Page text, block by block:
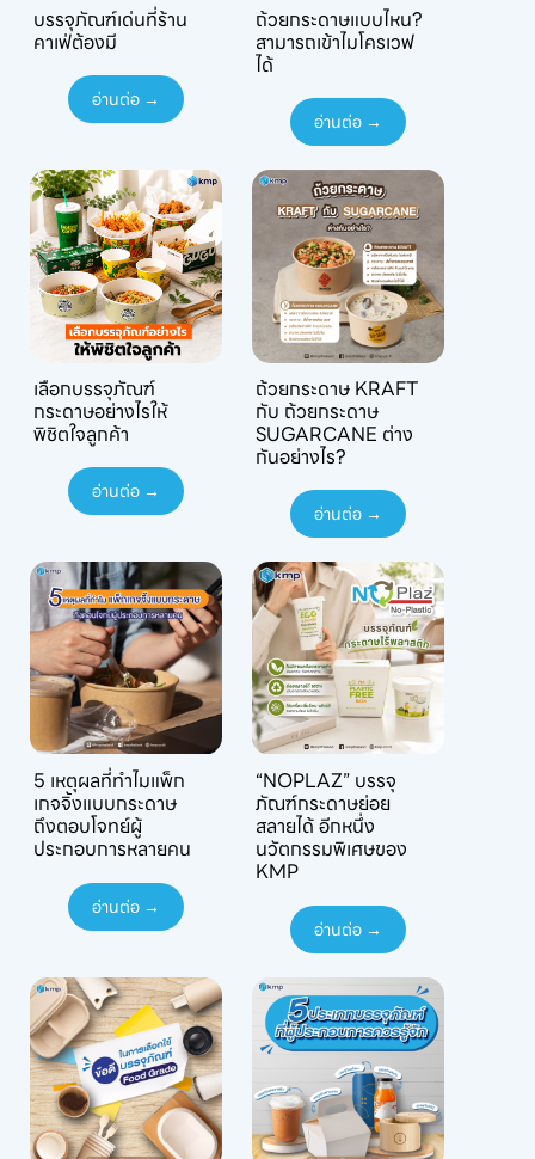
บรรจุภัณฑ์เด่นที่ร้าน
คาเฟ่ต้องมี
อ่านต่อ →
ถ้วยกระดาษแบบไหน?
สามารถเข้าไมโครเวฟ
ได้
อ่านต่อ →
เลือกบรรจุภัณฑ์
กระดาษอย่างไรให้
พิชิตใจลูกค้า
อ่านต่อ →
ถ้วยกระดาษ KRAFT
กับ ถ้วยกระดาษ
SUGARCANE ต่าง
กันอย่างไร?
อ่านต่อ →
5 เหตุผลที่ทำไมแพ็ก
เกจจิ้งแบบกระดาษ
ถึงตอบโจทย์ผู้
ประกอบการหลายคน
อ่านต่อ →
“NOPLAZ” บรรจุ
ภัณฑ์กระดาษย่อย
สลายได้ อีกหนึ่ง
นวัตกรรมพิเศษของ
KMP
อ่านต่อ →